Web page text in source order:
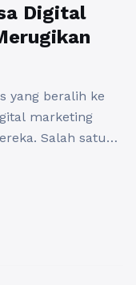
Digital
yang beralih ke
marketing
Salah satu
yang tepat.